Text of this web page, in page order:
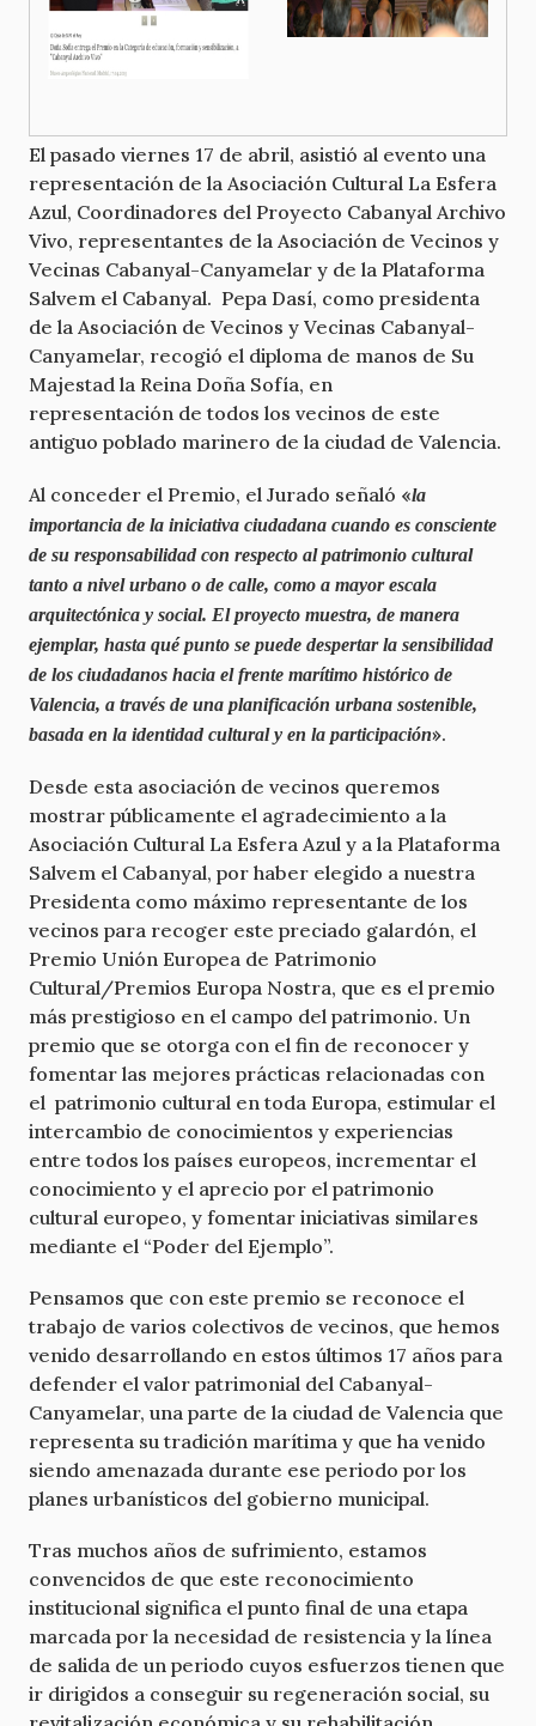
El pasado viernes 17 de abril, asistió al evento una
representación de la Asociación Cultural La Esfera
Azul, Coordinadores del Proyecto Cabanyal Archivo
Vivo, representantes de la Asociación de Vecinos y
Vecinas Cabanyal-Canyamelar y de la Plataforma
Salvem el Cabanyal. Pepa Dasí, como presidenta
de la Asociación de Vecinos y Vecinas Cabanyal-
Canyamelar, recogió el diploma de manos de Su
Majestad la Reina Doña Sofía, en
representación de todos los vecinos de este
antiguo poblado marinero de la ciudad de Valencia.
Al conceder el Premio, el Jurado señaló «la
importancia de la iniciativa ciudadana cuando es consciente
de su responsabilidad con respecto al patrimonio cultural
tanto a nivel urbano o de calle, como a mayor escala
arquitectónica y social. El proyecto muestra, de manera
ejemplar, hasta qué punto se puede despertar la sensibilidad
de los ciudadanos hacia el frente marítimo histórico de
Valencia, a través de una planificación urbana sostenible,
basada en la identidad cultural y en la participación».
Desde esta asociación de vecinos queremos
mostrar públicamente el agradecimiento a la
Asociación Cultural La Esfera Azul y a la Plataforma
Salvem el Cabanyal, por haber elegido a nuestra
Presidenta como máximo representante de los
vecinos para recoger este preciado galardón, el
Premio Unión Europea de Patrimonio
Cultural/Premios Europa Nostra, que es el premio
más prestigioso en el campo del patrimonio. Un
premio que se otorga con el fin de reconocer y
fomentar las mejores prácticas relacionadas con
el patrimonio cultural en toda Europa, estimular el
intercambio de conocimientos y experiencias
entre todos los países europeos, incrementar el
conocimiento y el aprecio por el patrimonio
cultural europeo, y fomentar iniciativas similares
mediante el “Poder del Ejemplo”.
Pensamos que con este premio se reconoce el
trabajo de varios colectivos de vecinos, que hemos
venido desarrollando en estos últimos 17 años para
defender el valor patrimonial del Cabanyal-
Canyamelar, una parte de la ciudad de Valencia que
representa su tradición marítima y que ha venido
siendo amenazada durante ese periodo por los
planes urbanísticos del gobierno municipal.
Tras muchos años de sufrimiento, estamos
convencidos de que este reconocimiento
institucional significa el punto final de una etapa
marcada por la necesidad de resistencia y la línea
de salida de un periodo cuyos esfuerzos tienen que
ir dirigidos a conseguir su regeneración social, su